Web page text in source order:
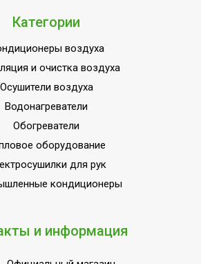
2
8.5
Да
Нет
режим
Да
Нет
по
3500
Категории
воздуха
и очистка воздуха
Осушители воздуха
Водонагреватели
Обогреватели
оборудование
для рук
кондиционеры
и информация